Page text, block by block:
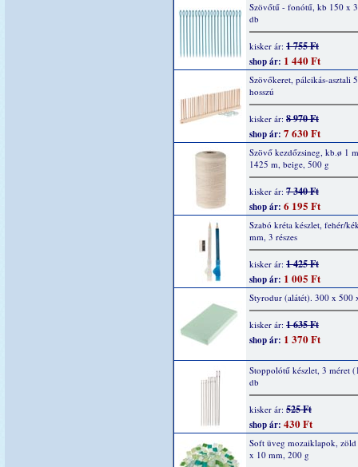
Szövőtű - fonótű, kb 150 x
db
kisker ár: 1 755 Ft
shop ár: 1 440 Ft
Szövőkeret, pálcikás-asztali
hosszú
kisker ár: 8 970 Ft
shop ár: 7 630 Ft
Szövő kezdőzsineg, kb.ø 1
1425 m, beige, 500 g
kisker ár: 7 340 Ft
shop ár: 6 195 Ft
Szabó kréta készlet, fehér/
mm, 3 részes
kisker ár: 1 425 Ft
shop ár: 1 005 Ft
Styrodur (alátét). 300 x 500
kisker ár: 1 635 Ft
shop ár: 1 370 Ft
Stoppolótű készlet, 3 méret
db
kisker ár: 525 Ft
shop ár: 430 Ft
Soft üveg mozaiklapok,
x 10 mm, 200 g